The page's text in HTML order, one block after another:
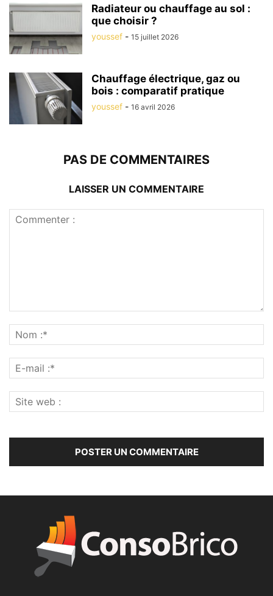
Radiateur ou chauffage au sol :
que choisir ?
youssef - 15 juillet 2026
Chauffage électrique, gaz ou
bois : comparatif pratique
youssef - 16 avril 2026
PAS DE COMMENTAIRES
LAISSER UN COMMENTAIRE